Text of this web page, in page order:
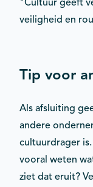
veiligheid en
Tip voor
Als afsluiting
andere
cultuurdrager
vooral weten
ziet dat eruit?